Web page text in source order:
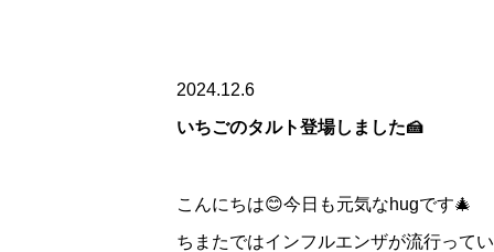
2024.12.6
いちごのタルト登場しました🍰
こんにちは😊今日も元気なhugです🎄
ちまたではインフルエンザが流行って